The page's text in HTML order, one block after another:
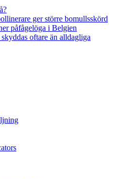
ger större bomullsskörd
påfågelöga i Belgien
oftare än alldagliga